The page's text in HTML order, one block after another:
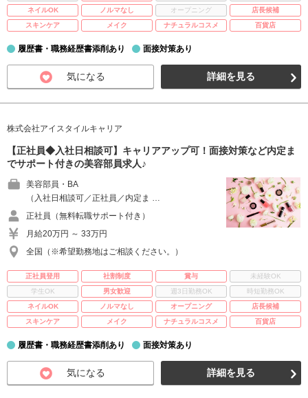
ネイルOK
ノルマなし オープニング
店長候補
スキンケア
メイク ナチュラルコスメ 百貨店
履歴書・職務経歴書添削あり 面接対策あり
気になる 詳細を見る
株式会社アイスタイルキャリア
【正社員◆入社日相談可】キャリアアップ可！面接対策など内定ま
でサポート付きの美容部員求人♪
美容部員・BA
（入社日相談可／正社員／内定ま …
正社員（無料転職サポート付き）
月給20万円 ～ 33万円
全国（※希望勤務地はご相談ください。）
正社員登用 社割制度 賞与
未経験OK
学生OK
男女歓迎 週3日勤務OK
時短勤務OK
ネイルOK
ノルマなし オープニング
店長候補
スキンケア
メイク ナチュラルコスメ 百貨店
履歴書・職務経歴書添削あり 面接対策あり
気になる 詳細を見る